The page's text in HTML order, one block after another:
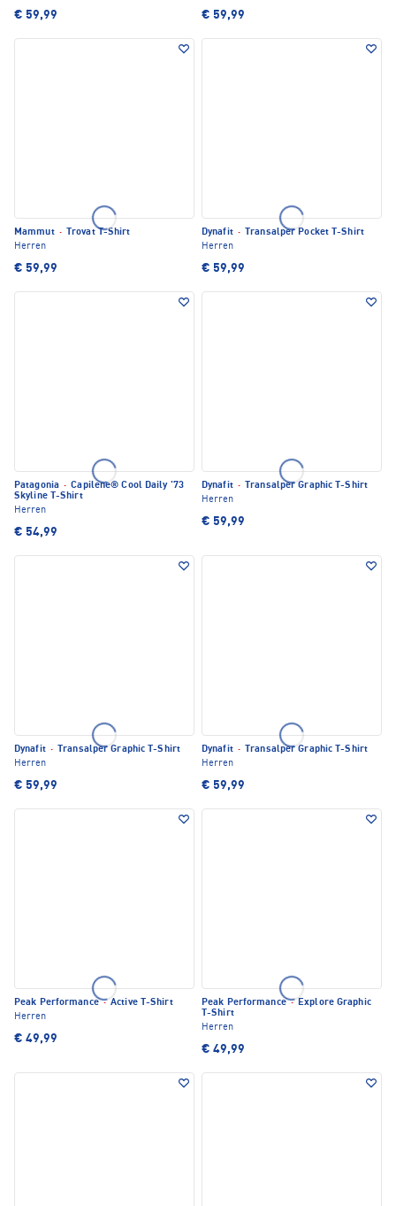
€ 59,99 € 59,99
Mammut ·
Trovat T-Shirt
Herren
€ 59,99
Dynafit ·
Transalper Pocket T-Shirt
Herren
€ 59,99
Patagonia · Capilene® Cool Daily '73
Skyline T-Shirt
Herren
€ 54,99
Dynafit ·
Transalper Graphic T-Shirt
Herren
€ 59,99
Dynafit ·
Transalper Graphic T-Shirt
Herren
€ 59,99
Dynafit ·
Transalper Graphic T-Shirt
Herren
€ 59,99
Peak Performance·Active T-Shirt
Herren
€ 49,99
Peak Performance·Explore Graphic
T-Shirt
Herren
€ 49,99